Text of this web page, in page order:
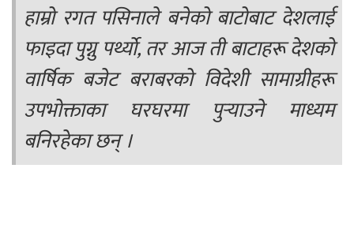
हाम्रो रगत पसिनाले बनेको बाटोबाट देशलाई
फाइदा पुग्नु पर्थ्याे, तर आज ती बाटाहरू देशको
वार्षिक बजेट बराबरको विदेशी सामाग्रीहरू
उपभोक्ताका घरघरमा पुर्‍याउने माध्यम
बनिरहेका छन् ।